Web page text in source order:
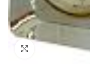
Zum Vergrößern